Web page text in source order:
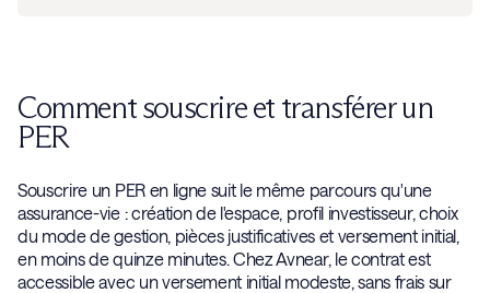
Comment souscrire et transférer un
PER
Souscrire un PER en ligne suit le même parcours qu'une
assurance-vie : création de l'espace, profil investisseur, choix
du mode de gestion, pièces justificatives et versement initial,
en moins de quinze minutes. Chez Avnear, le contrat est
accessible avec un versement initial modeste, sans frais sur